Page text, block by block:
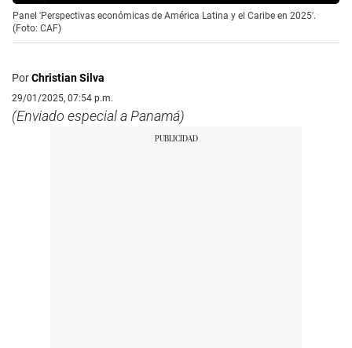
Panel 'Perspectivas económicas de América Latina y el Caribe en 2025'.
(Foto: CAF)
PorChristian Silva
29/01/2025, 07:54 p.m.
(Enviado especial a Panamá)